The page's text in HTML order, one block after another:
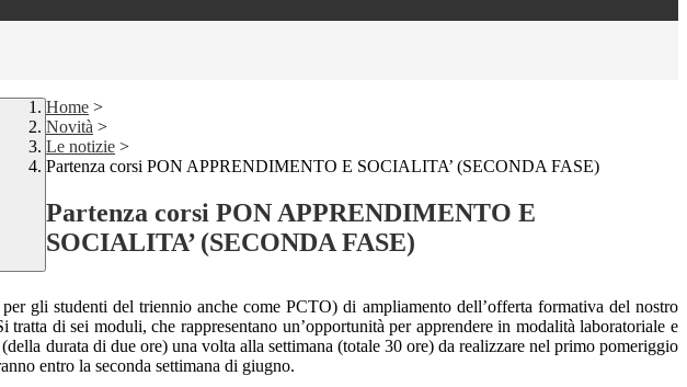
Home >
Novità >
Le notizie >
Partenza corsi PON APPRENDIMENTO E SOCIALITA’ (SECONDA FASE)
Partenza corsi PON APPRENDIMENTO E
SOCIALITA’ (SECONDA FASE)
gli studenti del triennio anche come PCTO) di ampliamento dell’offerta formativa del nostro
tratta di sei moduli, che rappresentano un’opportunità per apprendere in modalità laboratoriale e
durata di due ore) una volta alla settimana (totale 30 ore) da realizzare nel primo pomeriggio
entro la seconda settimana di giugno.